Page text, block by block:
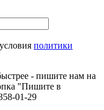
политики
- пишите нам на
"Пишите в
01-29